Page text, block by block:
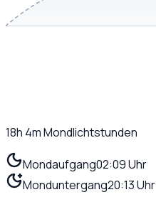
18h 4mMondlichtstunden
Mondaufgang02:09 Uhr
Monduntergang20:13 Uhr